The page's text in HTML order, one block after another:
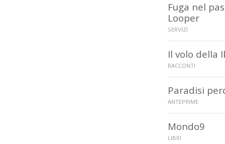
Fuga nel
Looper
SERVIZI
Il volo della
RACCONTI
Paradisi
ANTEPRIME
Mondo9
LIBRI